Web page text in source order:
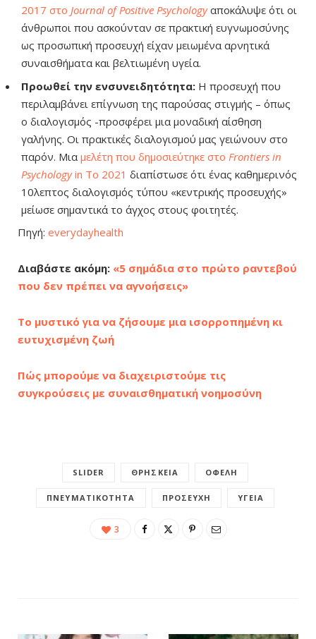
2017 στο Journal of Positive Psychologyαποκάλυψε ότι οι
άνθρωποι που ασκούνταν σε πρακτική ευγνωμοσύνης
ως προσωπική προσευχή είχαν μειωμένα αρνητικά
συναισθήματα και βελτιωμένη υγεία.
Προωθεί την ενσυνειδητότητα: Η προσευχή που
περιλαμβάνει επίγνωση της παρούσας στιγμής – όπως
ο διαλογισμός -προσφέρει μια μοναδική αίσθηση
γαλήνης. Οι πρακτικές διαλογισμού μας γειώνουν στο
παρόν. Μια μελέτη που δημοσιεύτηκε στο Frontiers in
Psychologyin Το 2021 διαπίστωσε ότι ένας καθημερινός
10λεπτος διαλογισμός τύπου «κεντρικής προσευχής»
μείωσε σημαντικά το άγχος στους φοιτητές.
Πηγή: everydayhealth
Διαβάστε ακόμη: «5 σημάδια στο πρώτο ραντεβού
που δεν πρέπει να αγνοήσεις»
Το μυστικό για να ζήσουμε μια ισορροπημένη κι
ευτυχισμένη ζωή
Πώς μπορούμε να διαχειριστούμε τις
συγκρούσεις με συναισθηματική νοημοσύνη
SLIDER ΘΡΗΣΚΕΊΑ ΟΦΈΛΗ
ΠΝΕΥΜΑΤΙΚΌΤΗΤΑ ΠΡΟΣΕΥΧΉ ΥΓΕΊΑ
3